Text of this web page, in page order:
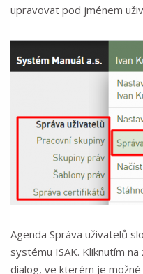
upravovat pod jménem
Agenda Správa uživatelů
systému ISAK. Kliknutím
dialog, ve kterém je